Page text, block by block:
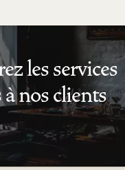
les services
à nos clients